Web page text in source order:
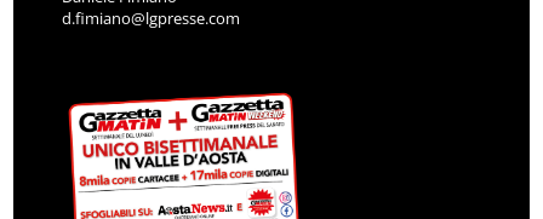
d.fimiano@lgpresse.com